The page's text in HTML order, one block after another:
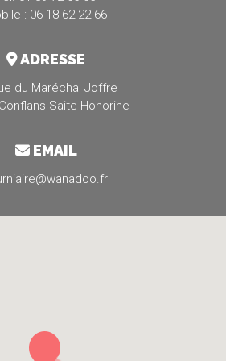
: 06 18 62 22 66
ADRESSE
du Maréchal Joffre
Saite-Honorine
EMAIL